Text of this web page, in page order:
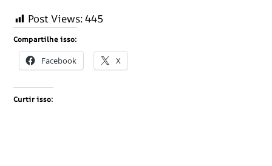
Post Views:445
Compartilhe isso:
Facebook X
Curtir isso: